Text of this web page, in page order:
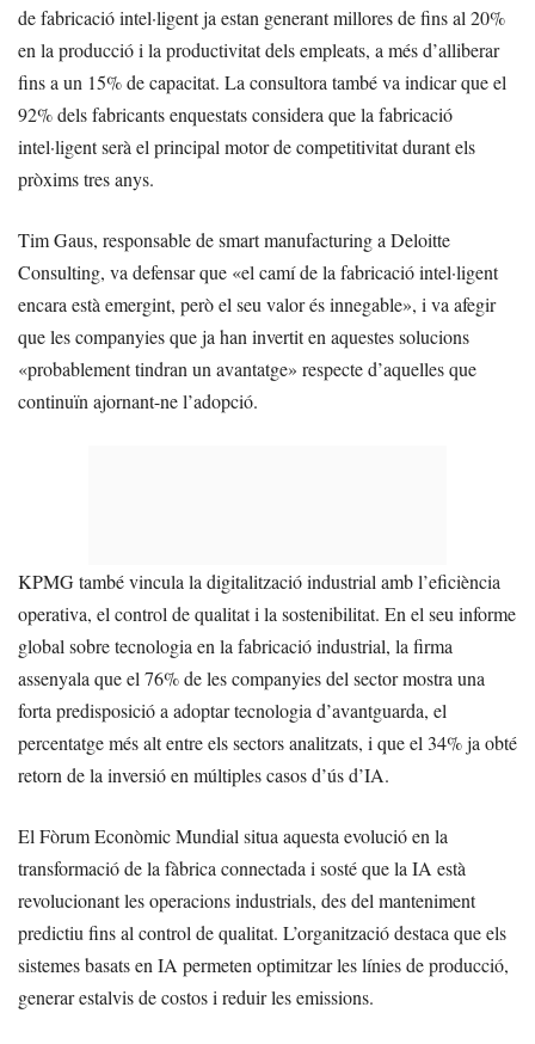
de fabricació intel·ligent ja estan generant millores de fins al 20%
en la producció i la productivitat dels empleats, a més d’alliberar
fins a un 15% de capacitat. La consultora també va indicar que el
92% dels fabricants enquestats considera que la fabricació
intel·ligent serà el principal motor de competitivitat durant els
pròxims tres anys.
Tim Gaus, responsable de smart manufacturing a Deloitte
Consulting, va defensar que «el camí de la fabricació intel·ligent
encara està emergint, però el seu valor és innegable», i va afegir
que les companyies que ja han invertit en aquestes solucions
«probablement tindran un avantatge» respecte d’aquelles que
continuïn ajornant-ne l’adopció.
KPMG també vincula la digitalització industrial amb l’eficiència
operativa, el control de qualitat i la sostenibilitat. En el seu informe
global sobre tecnologia en la fabricació industrial, la firma
assenyala que el 76% de les companyies del sector mostra una
forta predisposició a adoptar tecnologia d’avantguarda, el
percentatge més alt entre els sectors analitzats, i que el 34% ja obté
retorn de la inversió en múltiples casos d’ús d’IA.
El Fòrum Econòmic Mundial situa aquesta evolució en la
transformació de la fàbrica connectada i sosté que la IA està
revolucionant les operacions industrials, des del manteniment
predictiu fins al control de qualitat. L’organització destaca que els
sistemes basats en IA permeten optimitzar les línies de producció,
generar estalvis de costos i reduir les emissions.